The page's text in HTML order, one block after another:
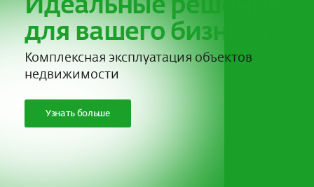
для вашего бизнеса
Комплексная эксплуатация объектов
недвижимости
Узнать больше